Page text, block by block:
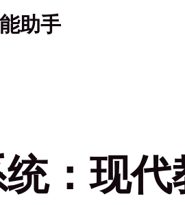
助手
：现